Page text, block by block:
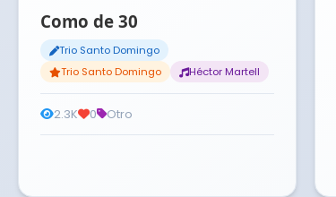
Como de 30
Trio Santo Domingo
Trio Santo Domingo
Héctor Martell
2.3K 0 Otro